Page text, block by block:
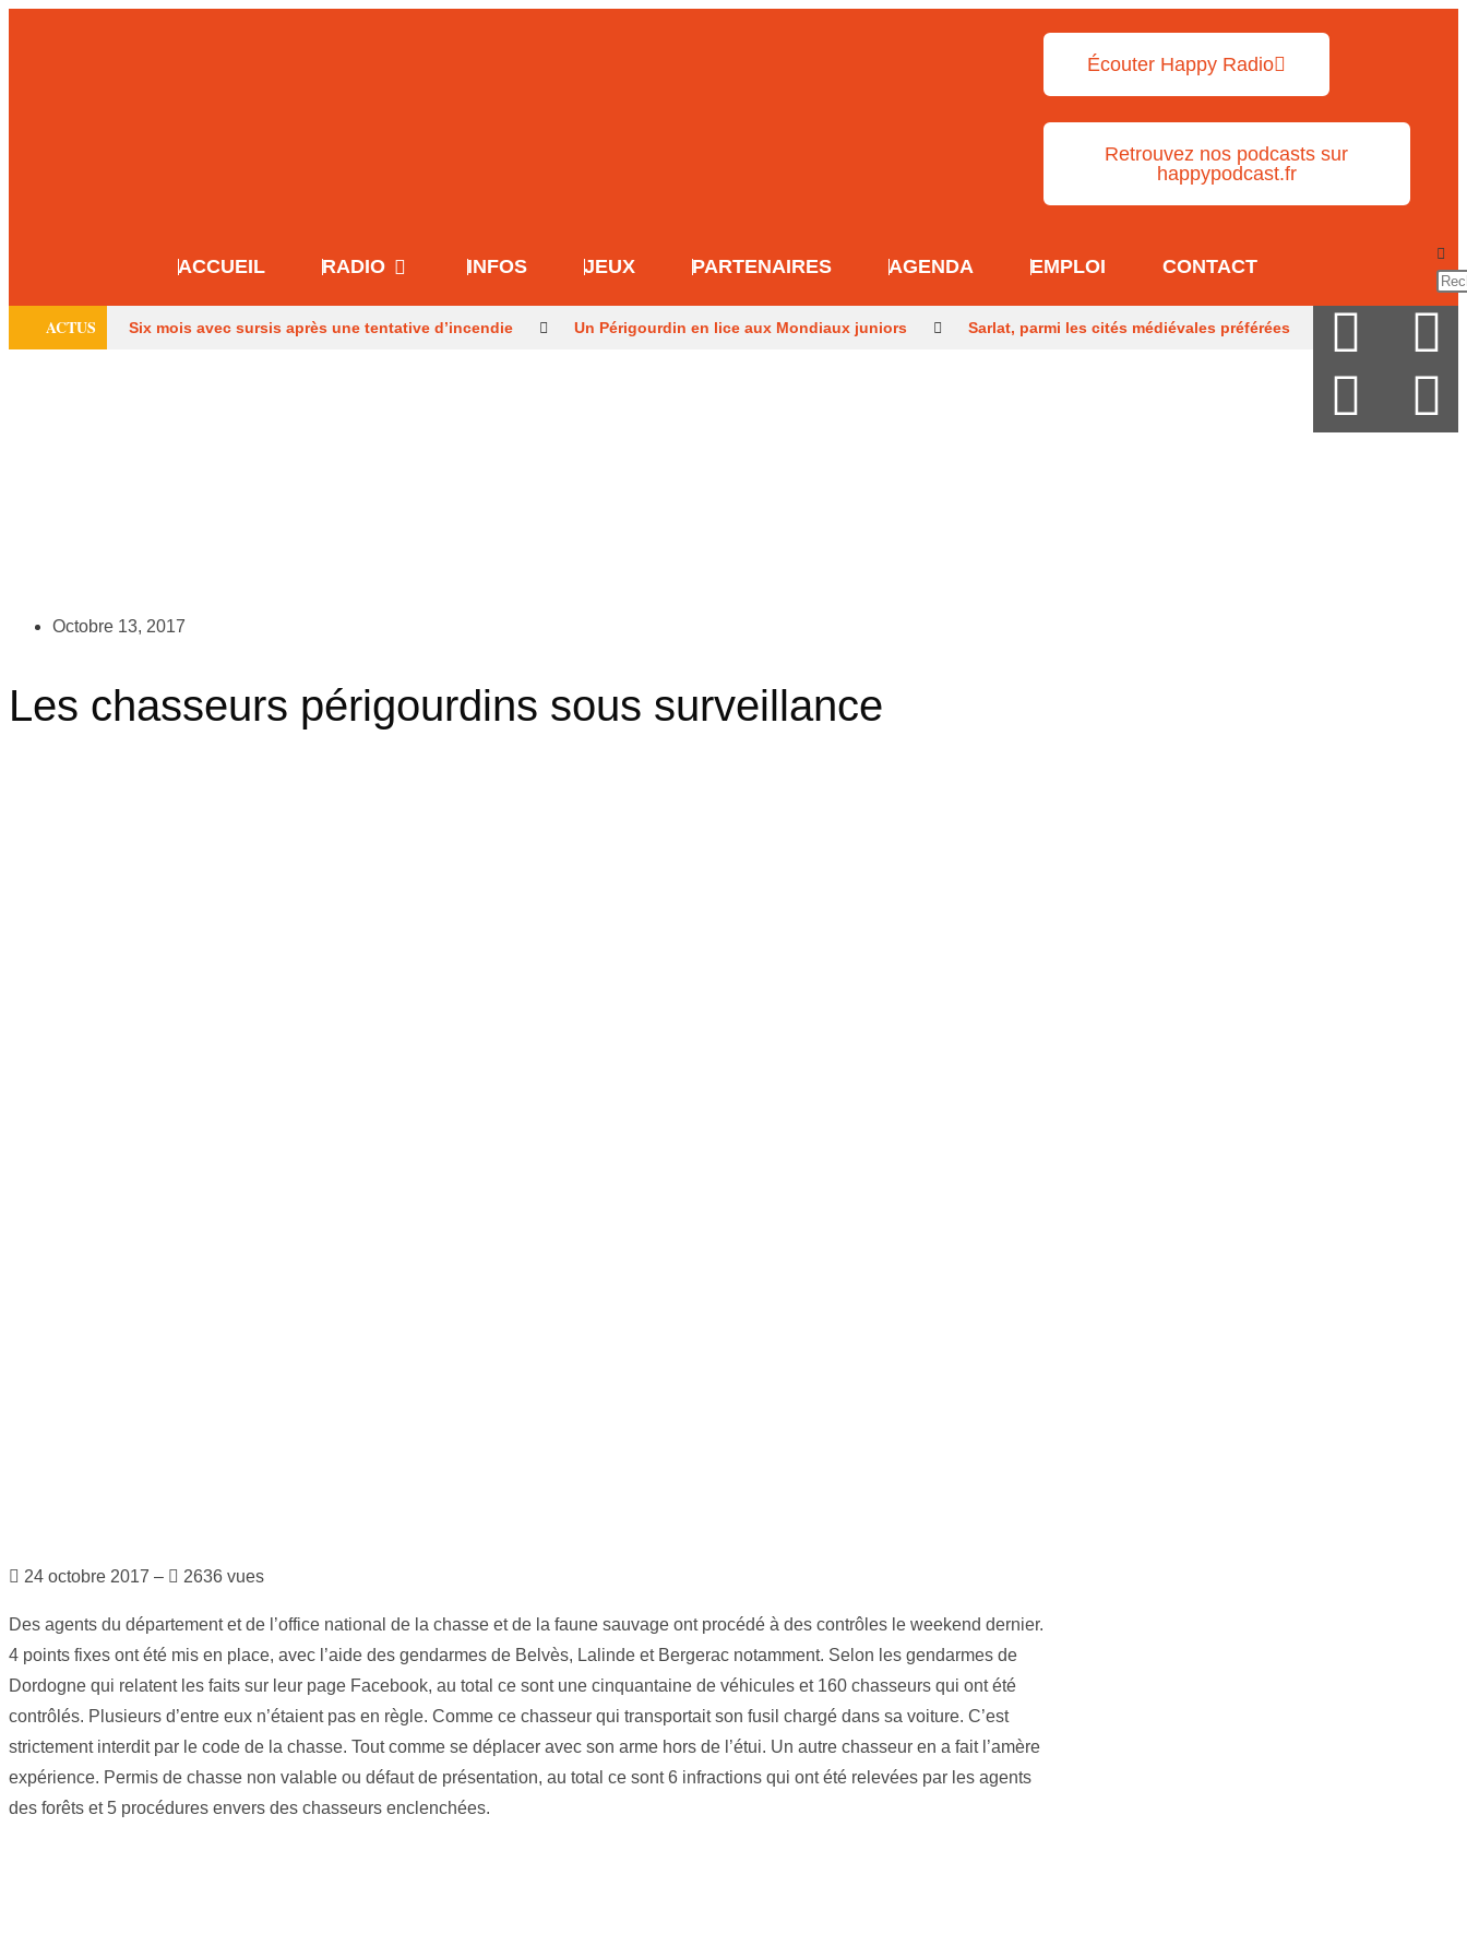
Écouter Happy Radio
Retrouvez nos podcasts sur
happypodcast.fr
ACCUEIL RADIO INFOS JEUX PARTENAIRES AGENDA EMPLOI CONTACT
ACTUS Six mois avec sursis après une tentative d’incendie Un Périgourdin en lice aux Mondiaux juniors Sarlat, parmi les cités médiévales préférées
Octobre 13, 2017
Les chasseurs périgourdins sous surveillance
24 octobre 2017 – 2636 vues
Des agents du département et de l’office national de la chasse et de la faune sauvage ont procédé à des contrôles le weekend dernier.
4 points fixes ont été mis en place, avec l’aide des gendarmes de Belvès, Lalinde et Bergerac notamment. Selon les gendarmes de
Dordogne qui relatent les faits sur leur page Facebook, au total ce sont une cinquantaine de véhicules et 160 chasseurs qui ont été
contrôlés. Plusieurs d’entre eux n’étaient pas en règle. Comme ce chasseur qui transportait son fusil chargé dans sa voiture. C’est
strictement interdit par le code de la chasse. Tout comme se déplacer avec son arme hors de l’étui. Un autre chasseur en a fait l’amère
expérience. Permis de chasse non valable ou défaut de présentation, au total ce sont 6 infractions qui ont été relevées par les agents
des forêts et 5 procédures envers des chasseurs enclenchées.